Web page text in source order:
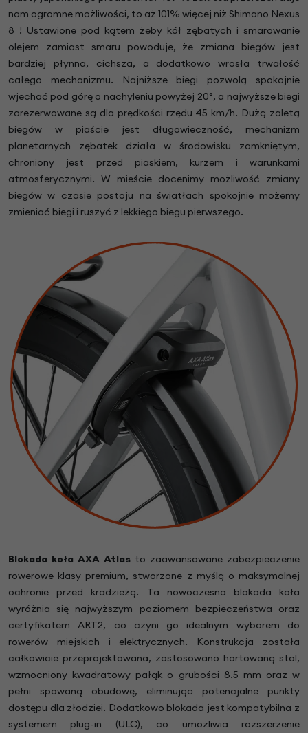
nam ogromne możliwości, to aż 101% więcej niż Shimano Nexus
8 ! Ustawione pod kątem żeby kół zębatych i smarowanie
olejem zamiast smaru powoduje, że zmiana biegów jest
bardziej płynna, cichsza, a dodatkowo wrosła trwałość
całego mechanizmu. Najniższe biegi pozwolą spokojnie
wjechać pod górę o nachyleniu powyżej 20°, a najwyższe biegi
zarezerwowane są dla prędkości rzędu 45 km/h. Dużą zaletą
biegów w piaście jest długowieczność, mechanizm
planetarnych zębatek działa w środowisku zamkniętym,
chroniony jest przed piaskiem, kurzem i warunkami
atmosferycznymi. W mieście docenimy możliwość zmiany
biegów w czasie postoju na światłach spokojnie możemy
zmieniać biegi i ruszyć z lekkiego biegu pierwszego.
Blokada koła AXA Atlas to zaawansowane zabezpieczenie
rowerowe klasy premium, stworzone z myślą o maksymalnej
ochronie przed kradzieżą. Ta nowoczesna blokada koła
wyróżnia się najwyższym poziomem bezpieczeństwa oraz
certyfikatem ART2, co czyni go idealnym wyborem do
rowerów miejskich i elektrycznych. Konstrukcja została
całkowicie przeprojektowana, zastosowano hartowaną stal,
wzmocniony kwadratowy pałąk o grubości 8.5 mm oraz w
pełni spawaną obudowę, eliminując potencjalne punkty
dostępu dla złodziei. Dodatkowo blokada jest kompatybilna z
systemem plug-in (ULC), co umożliwia rozszerzenie